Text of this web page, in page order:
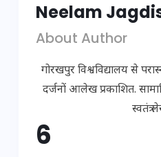
Neelam
About Author
गोरखपुर विश्वविद्यालय से
दर्जनों आलेख प्रकाशित.
स्वतंत्र
6